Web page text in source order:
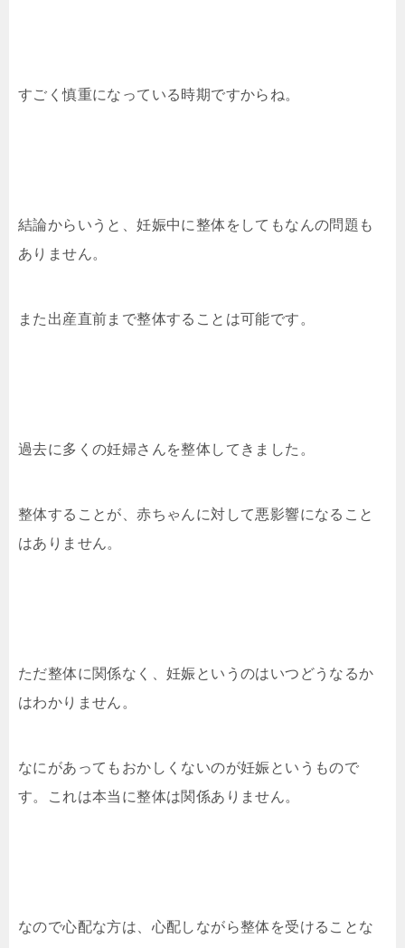
すごく慎重になっている時期ですからね。
結論からいうと、妊娠中に整体をしてもなんの問題も
ありません。
また出産直前まで整体することは可能です。
過去に多くの妊婦さんを整体してきました。
整体することが、赤ちゃんに対して悪影響になること
はありません。
ただ整体に関係なく、妊娠というのはいつどうなるか
はわかりません。
なにがあってもおかしくないのが妊娠というもので
す。これは本当に整体は関係ありません。
なので心配な方は、心配しながら整体を受けることな